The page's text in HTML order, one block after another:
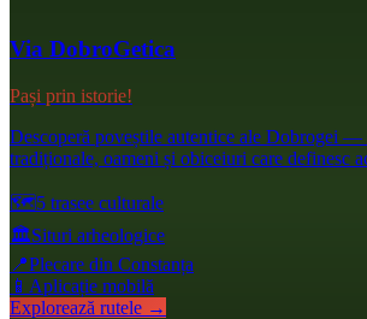
Via DobroGetica
Pași prin istorie!
Descoperă poveștile autentice ale Dobrogei —
tradiționale, oameni și obiceiuri care definesc
🗺️5 trasee culturale
🏛️Situri arheologice
📍Plecare din Constanța
📱 Aplicație mobilă
Explorează rutele →